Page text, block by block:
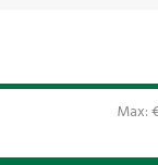
Max: